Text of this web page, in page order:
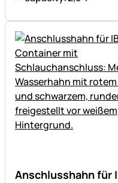
Anschlusshahn für